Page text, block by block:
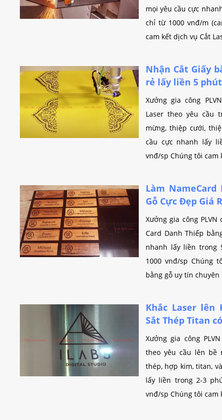
mọi yêu cầu cực
chỉ từ 1000 vnđ/m
cam kết dịch vụ Cắt
Nhận Cắt Giấy
rẻ lấy liền 5 phút
Xưởng gia công
Laser theo yêu cầu
mừng, thiệp cưới,
cầu cực nhanh lấy
vnđ/sp Chúng tôi cam
Làm
Gỗ Cực Đẹp Giá
Xưởng gia công
Card Danh Thiếp
nhanh lấy liền
1000 vnđ/sp Chúng
bằng gỗ uy tín
Khắc Laser lên
Sắt Thép Titan
Xưởng gia công
theo yêu cầu lên bề
thép, hợp kim, titan,
lấy liền trong 2-3
vnđ/sp Chúng tôi